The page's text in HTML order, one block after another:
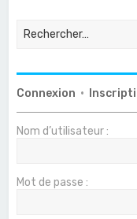
Connexion •
Nom d’utilisateur :
Mot de passe :